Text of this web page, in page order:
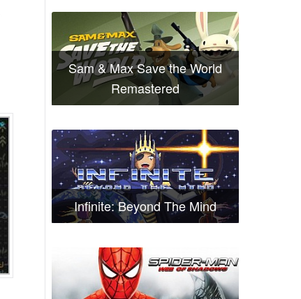
Sam & Max Save the World
Remastered
Infinite: Beyond The Mind